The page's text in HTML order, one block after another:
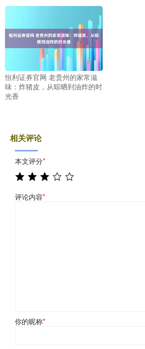
恒利证券官网 老贵州的家常滋
味：炸猪皮，从晾晒到油炸的时
光香
相关评论
本文评分*
评论内容*
你的昵称*